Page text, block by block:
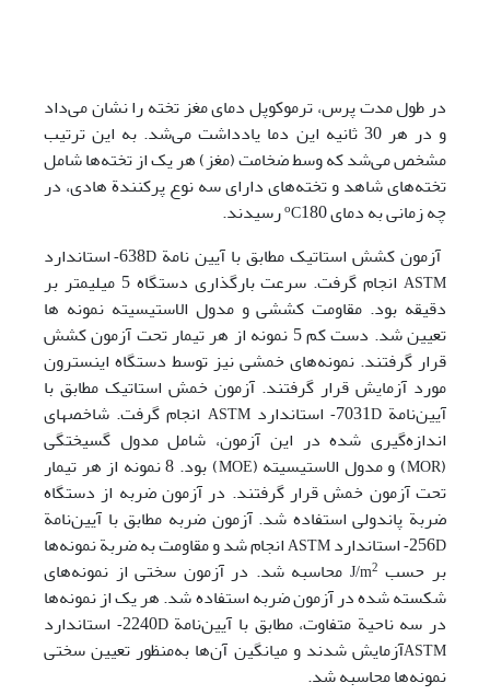
در طول مدت پرس، ترموکوپل دمای مغز تخته را نشان می‌داد
و در هر 30 ثانیه این دما یادداشت می‌شد. به این ترتیب
مشخص می‌شد که وسط ضخامت (مغز) هر یک از تخته‌ها شامل
تخته‌های شاهد و تخته‌های دارای سه نوع پرکنندة هادی، در
چه زمانی به دمای
oC180 رسیدند
.
آزمون کشش استاتیک مطابق با آیین نامة 638 D- استاندارد
ASTM
انجام گرفت. سرعت بارگذاری دستگاه 5 میلی­متر بر
دقیقه بود. مقاومت کششی و مدول الاستیسیته نمونه ها
تعیین شد. دست کم 5 نمونه از هر تیمار تحت آزمون کشش
قرار گرفتند. نمونه‌های خمشی نیز توسط دستگاه اینسترون
مورد آزمایش قرار گرفتند. آزمون خمش استاتیک مطابق با
آیین‌نامة 7031D- استانداردASTM انجام گرفت. شاخص­های
اندازه‌گیری شده در این آزمون، شامل مدول گسیختگی
(
MOR) و مدول الاستیسیته (MOE
) بود. 8 نمونه از هر تیمار
تحت آزمون خمش قرار گرفتند. در آزمون ضربه از دستگاه
ضربة پاندولی استفاده شد. آزمون ضربه مطابق با آیین‌نامة
256D- استاندارد ASTM انجام شد و مقاومت به ضربة نمونه‌ها
بر حسب
J/m2
محاسبه شد. در آزمون سختی از نمونه‌های
شکسته شده در آزمون ضربه استفاده شد. هر یک از نمونه‌ها
در سه ناحیة متفاوت، مطابق با آیین‌نامة 2240D- استاندارد
ASTMآزمایش شدند و میانگین آن‌ها به‌منظور تعیین سختی
نمونه‌ها محاسبه شد.